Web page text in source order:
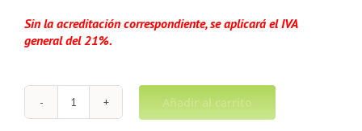
Sin la acreditación correspondiente, se aplicará el IVA
general del 21%.
APOYABRAZOS
Añadir al carrito